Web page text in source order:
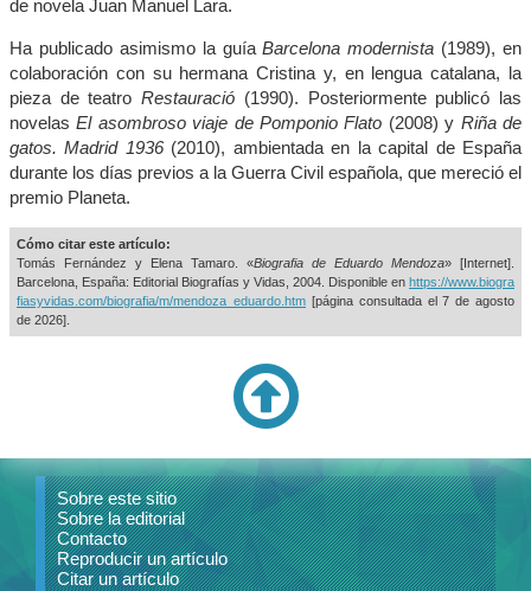
de novela Juan Manuel Lara.
Ha publicado asimismo la guíaBarcelona modernista (1989), en
colaboración con su hermana Cristina y, en lengua catalana, la
pieza de teatroRestauració (1990). Posteriormente publicó las
novelasEl asombroso viaje de Pomponio Flato (2008) y Riña de
gatos. Madrid 1936(2010), ambientada en la capital de España
durante los días previos a la Guerra Civil española, que mereció el
premio Planeta.
Cómo citar este artículo:
Tomás Fernández y Elena Tamaro. «Biografia de Eduardo Mendoza» [Internet].
Barcelona, España: Editorial Biografías y Vidas, 2004. Disponible en https://www.biogra
fiasyvidas.com/biografia/m/mendoza_eduardo.htm [página consultada el7 de agosto
de 2026].
Sobre este sitio
Sobre la editorial
Contacto
Reproducir un artículo
Citar un artículo